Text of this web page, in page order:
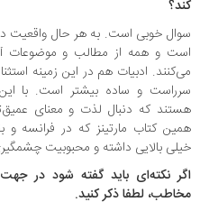
خوبی است. به هر حال واقعیت دنیای
و همه از مطالب و موضوعات آماده و
ادبیات هم در این زمینه استثنا
و ساده بیشتر است. با این حال
که دنبال لذت و معنای عمیق‌تری
کتاب مارتینز که در فرانسه و بقیه
بالایی داشته و محبوبیت چشمگیری
نکته‌ای باید گفته شود در جهت درک
لطفا ذکر کنید.